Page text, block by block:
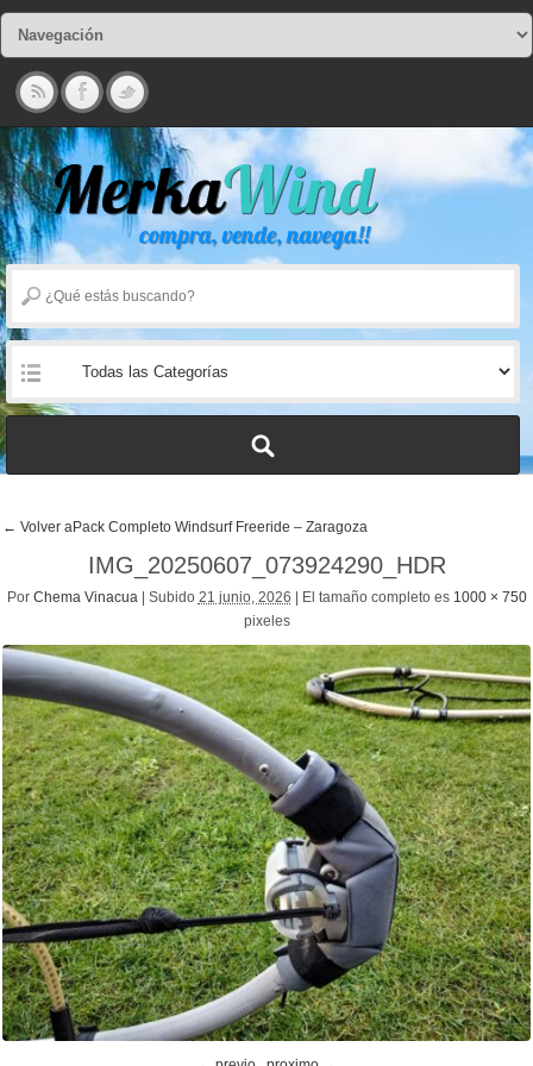
← Volver aPack Completo Windsurf Freeride – Zaragoza
IMG_20250607_073924290_HDR
Por Chema Vinacua Subido 21 junio, 2026 El tamaño completo es 1000 × 750
pixeles